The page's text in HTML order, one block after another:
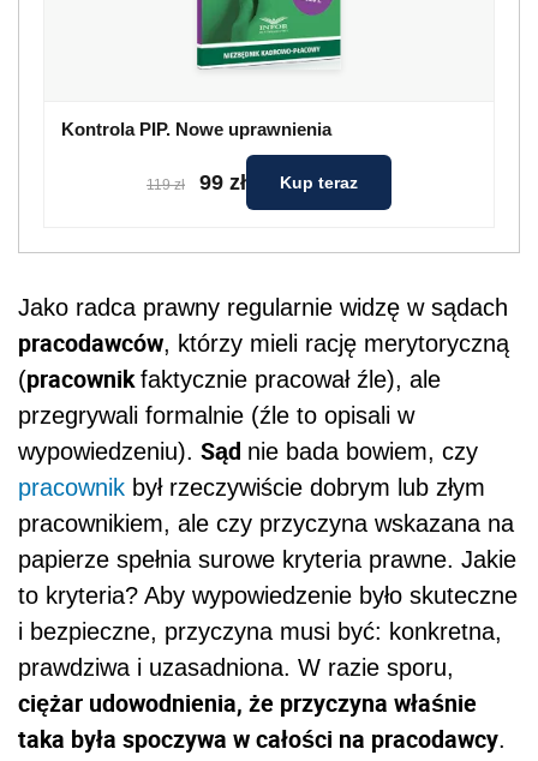
Kontrola PIP. Nowe uprawnienia
119 zł 99 zł Kup teraz
Jako radca prawny regularnie widzę w sądach
pracodawców, którzy mieli rację merytoryczną
(pracownikfaktycznie pracował źle), ale
przegrywali formalnie (źle to opisali w
wypowiedzeniu). Sąd nie bada bowiem, czy
pracownik był rzeczywiście dobrym lub złym
pracownikiem, ale czy przyczyna wskazana na
papierze spełnia surowe kryteria prawne. Jakie
to kryteria? Aby wypowiedzenie było skuteczne
i bezpieczne, przyczyna musi być: konkretna,
prawdziwa i uzasadniona. W razie sporu,
ciężar udowodnienia, że przyczyna właśnie
taka była spoczywa w całości na pracodawcy.